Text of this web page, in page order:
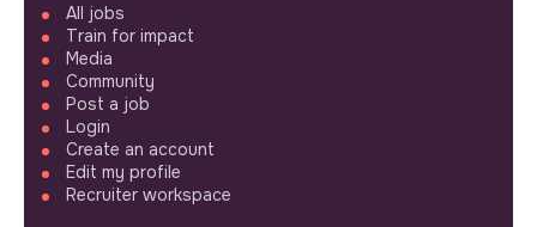
All jobs
Train for impact
Media
Community
Post a job
Login
Create an account
Edit my profile
Recruiter workspace